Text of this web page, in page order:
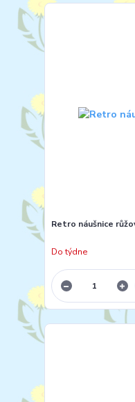
Retro náušnice
Do týdne